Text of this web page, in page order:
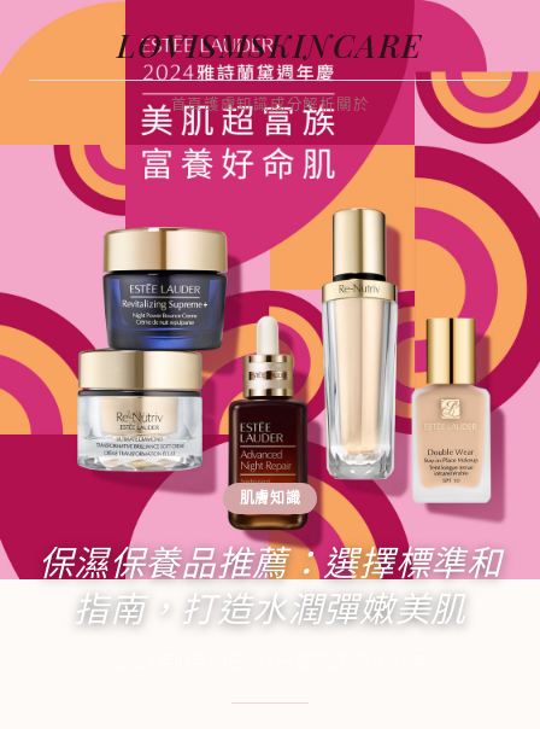
LOVISMSKINCARE
首頁護膚知識成分解析關於
肌膚知識
保濕保養品推薦：選擇標準和
指南，打造水潤彈嫩美肌